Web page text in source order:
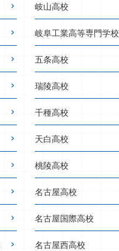
岐山高校
岐阜工業高等専門学校
五条高校
瑞陵高校
千種高校
天白高校
桃陵高校
名古屋高校
名古屋国際高校
名古屋西高校